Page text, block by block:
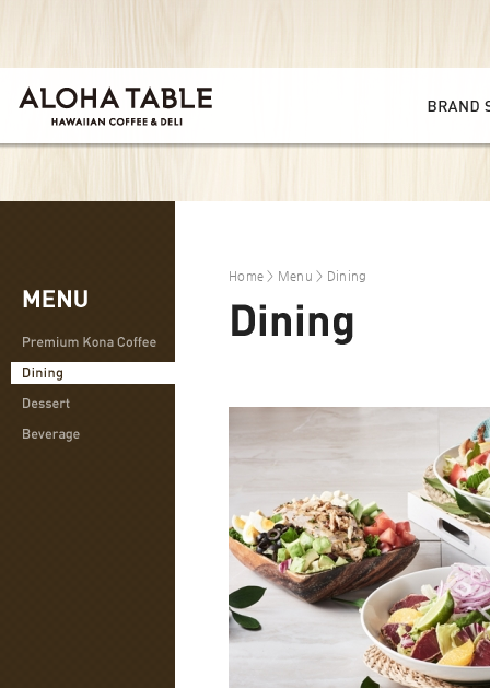
Home > Menu > Dining